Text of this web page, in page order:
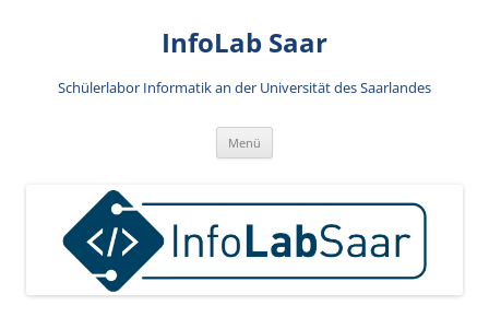
InfoLab Saar
Schülerlabor Informatik an der Universität des Saarlandes
Menü